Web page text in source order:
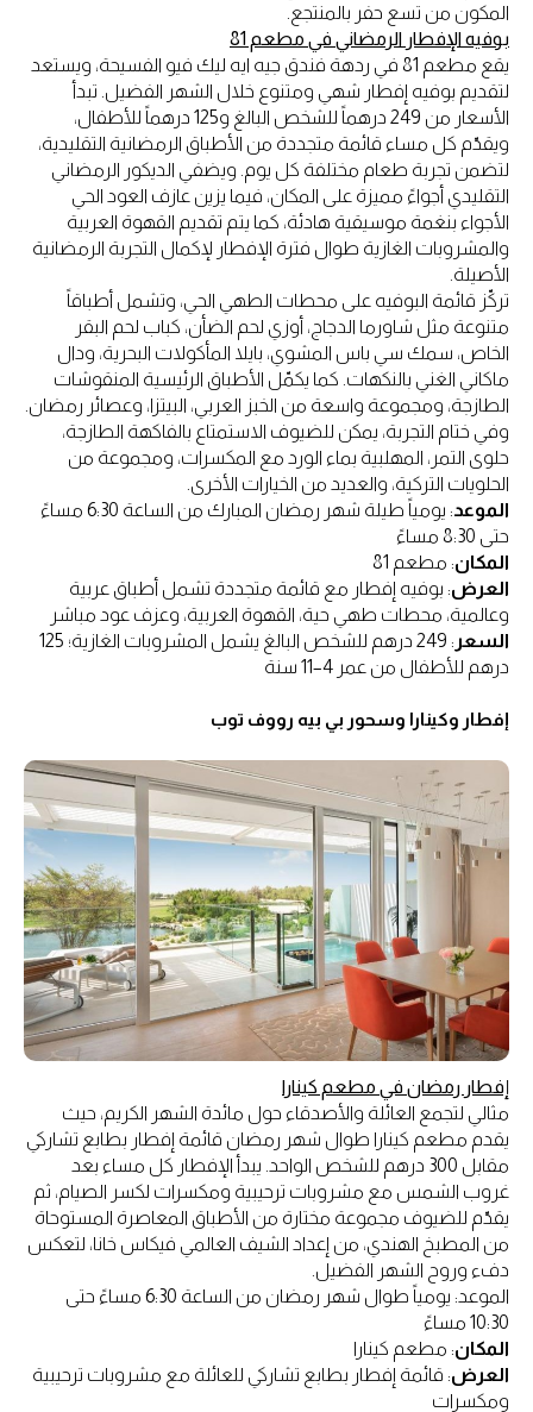
المكون من تسع حفر بالمنتجع.
بوفيه الإفطار الرمضاني في مطعم 81
يقع مطعم 81 في ردهة فندق جيه ايه ليك فيو الفسيحة، ويستعد
لتقديم بوفيه إفطار شهي ومتنوع خلال الشهر الفضيل. تبدأ
الأسعار من 249 درهماً للشخص البالغ و125 درهماً للأطفال،
ويقدّم كل مساء قائمة متجددة من الأطباق الرمضانية التقليدية،
لتضمن تجربة طعام مختلفة كل يوم. ويضفي الديكور الرمضاني
التقليدي أجواءً مميزة على المكان، فيما يزين عازف العود الحي
الأجواء بنغمة موسيقية هادئة، كما يتم تقديم القهوة العربية
والمشروبات الغازية طوال فترة الإفطار لإكمال التجربة الرمضانية
الأصيلة.
تركّز قائمة البوفيه على محطات الطهي الحي، وتشمل أطباقاً
متنوعة مثل شاورما الدجاج، أوزي لحم الضأن، كباب لحم البقر
الخاص، سمك سي باس المشوي، بايلا المأكولات البحرية، ودال
ماكاني الغني بالنكهات. كما يكمّل الأطباق الرئيسية المنقوشات
الطازجة، ومجموعة واسعة من الخبز العربي، البيتزا، وعصائر رمضان.
وفي ختام التجربة، يمكن للضيوف الاستمتاع بالفاكهة الطازجة،
حلوى التمر، المهلبية بماء الورد مع المكسرات، ومجموعة من
الحلويات التركية، والعديد من الخيارات الأخرى.
الموعد
: يومياً طيلة شهر رمضان المبارك من الساعة 6:30 مساءً
حتى 8:30 مساءً
المكان: مطعم 81
العرض: بوفيه إفطار مع قائمة متجددة تشمل أطباق عربية
وعالمية، محطات طهي حية، القهوة العربية، وعزف عود مباشر
السعر
: 249 درهم للشخص البالغ يشمل المشروبات الغازية؛ 125
درهم للأطفال من عمر 4–11 سنة
إفطار وكينارا وسحور بي بيه رووف توب
إفطار رمضان في مطعم كينارا
مثالي لتجمع العائلة والأصدقاء حول مائدة الشهر الكريم، حيث
يقدم مطعم كينارا طوال شهر رمضان قائمة إفطار بطابع تشاركي
مقابل 300 درهم للشخص الواحد. يبدأ الإفطار كل مساء بعد
غروب الشمس مع مشروبات ترحيبية ومكسرات لكسر الصيام، ثم
يقدّم للضيوف مجموعة مختارة من الأطباق المعاصرة المستوحاة
من المطبخ الهندي، من إعداد الشيف العالمي فيكاس خانا، لتعكس
دفء وروح الشهر الفضيل.
الموعد: يومياً طوال شهر رمضان من الساعة 6:30 مساءً حتى
10:30 مساءً
المكان: مطعم كينارا
العرض: قائمة إفطار بطابع تشاركي للعائلة مع مشروبات ترحيبية
ومكسرات